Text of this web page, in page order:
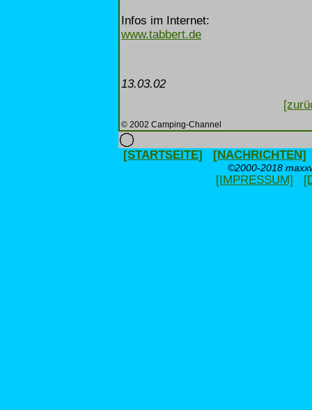
Infos im Internet:
www.tabbert.de
13.03.02
© 2002 Camping-Channel
[STARTSEITE] [NACHRICHTEN]
©2000-2018
[IMPRESSUM]